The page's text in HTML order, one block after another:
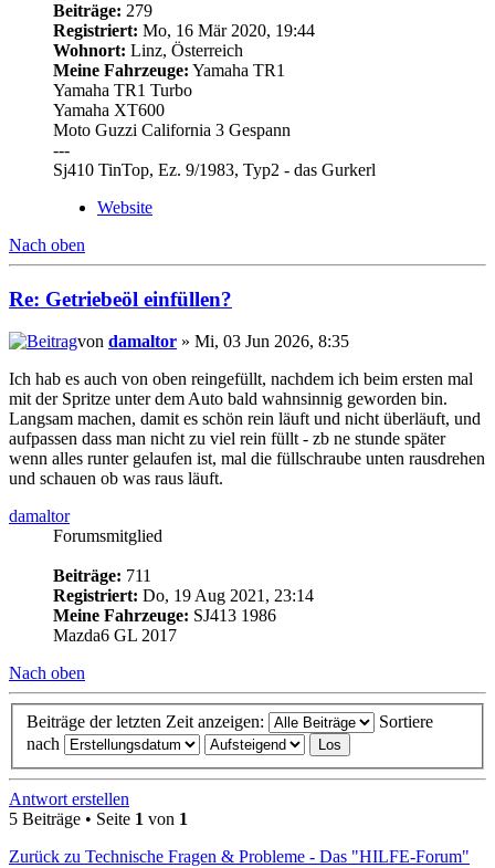
Beiträge: 279
Registriert: Mo, 16 Mär 2020, 19:44
Wohnort: Linz, Österreich
Meine Fahrzeuge: Yamaha TR1
Yamaha TR1 Turbo
Yamaha XT600
Moto Guzzi California 3 Gespann
---
Sj410 TinTop, Ez. 9/1983, Typ2 - das Gurkerl
Website
Nach oben
Re: Getriebeöl einfüllen?
von damaltor » Mi, 03 Jun 2026, 8:35
Ich hab es auch von oben reingefüllt, nachdem ich beim ersten mal
mit der Spritze unter dem Auto bald wahnsinnig geworden bin.
Langsam machen, damit es schön rein läuft und nicht überläuft, und
aufpassen dass man nicht zu viel rein füllt - zb ne stunde später
wenn alles runter gelaufen ist, mal die füllschraube unten rausdrehen
und schauen ob was raus läuft.
damaltor
Forumsmitglied
Beiträge: 711
Registriert: Do, 19 Aug 2021, 23:14
Meine Fahrzeuge: SJ413 1986
Mazda6 GL 2017
Nach oben
Beiträge der letzten Zeit anzeigen:
Sortiere
nach
Antwort erstellen
5 Beiträge • Seite 1 von 1
Zurück zu Technische Fragen & Probleme - Das "HILFE-Forum"